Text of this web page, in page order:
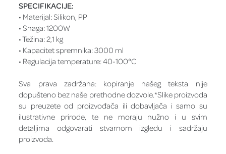
SPECIFIKACIJE:
• Materijal: Silikon, PP
• Snaga: 1200W
• Težina: 2,1 kg
• Kapacitet spremnika: 3000 ml
• Regulacija temperature: 40-100°C
Sva prava zadržana: kopiranje našeg teksta nije
dopušteno bez naše prethodne dozvole.*Slike proizvoda
su preuzete od proizvođača ili dobavljača i samo su
ilustrativne prirode, te ne moraju nužno i u svim
detaljima odgovarati stvarnom izgledu i sadržaju
proizvoda.